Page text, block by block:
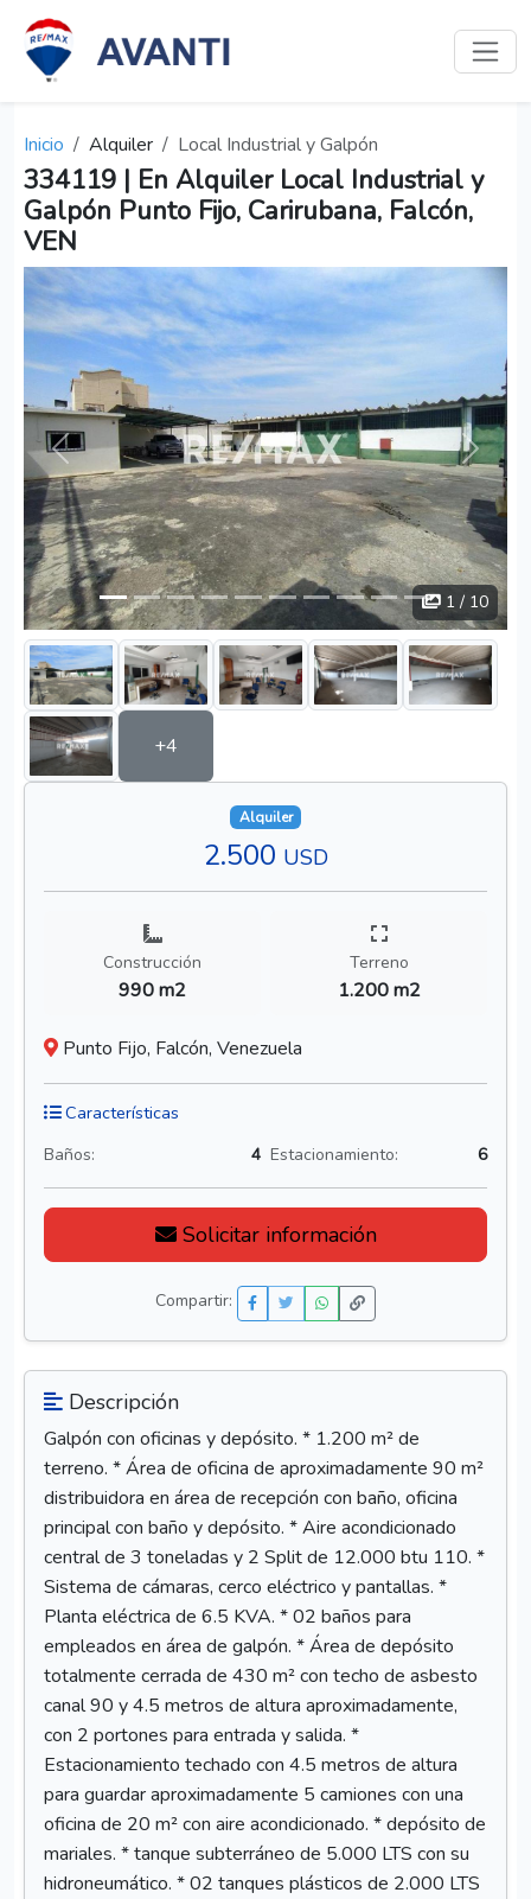
Inicio Alquiler Local Industrial y Galpón
334119 | En Alquiler Local Industrial y
Galpón Punto Fijo, Carirubana, Falcón,
VEN
Anterior
1 / 10
+4
Alquiler
2.500 USD
Construcción
990 m2
Terreno
1.200 m2
Punto Fijo, Falcón, Venezuela
Características
Baños: 4 Estacionamiento: 6
Solicitar información
Compartir:
Descripción
Galpón con oficinas y depósito. * 1.200 m² de
terreno. * Área de oficina de aproximadamente 90 m²
distribuidora en área de recepción con baño, oficina
principal con baño y depósito. * Aire acondicionado
central de 3 toneladas y 2 Split de 12.000 btu 110. *
Sistema de cámaras, cerco eléctrico y pantallas. *
Planta eléctrica de 6.5 KVA. * 02 baños para
empleados en área de galpón. * Área de depósito
totalmente cerrada de 430 m² con techo de asbesto
canal 90 y 4.5 metros de altura aproximadamente,
con 2 portones para entrada y salida. *
Estacionamiento techado con 4.5 metros de altura
para guardar aproximadamente 5 camiones con una
oficina de 20 m² con aire acondicionado. * depósito de
mariales. * tanque subterráneo de 5.000 LTS con su
hidroneumático. * 02 tanques plásticos de 2.000 LTS